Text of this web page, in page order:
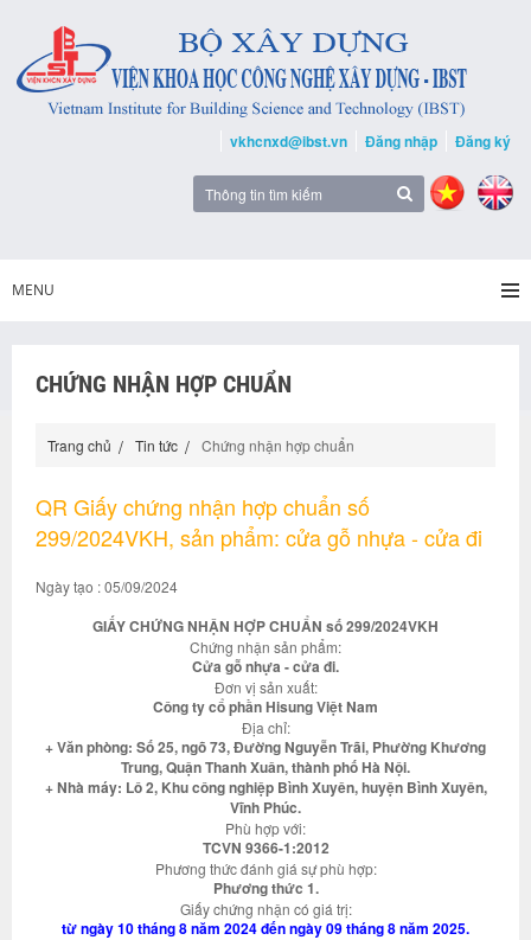
vkhcnxd@ibst.vn Đăng nhập Đăng ký
MENU
CHỨNG NHẬN HỢP CHUẨN
Trang chủ Tin tức Chứng nhận hợp chuẩn
QR Giấy chứng nhận hợp chuẩn số
299/2024VKH, sản phẩm: cửa gỗ nhựa - cửa đi
Ngày tạo : 05/09/2024
GIẤY CHỨNG NHẬN HỢP CHUẨN số 299/2024VKH
Chứng nhận sản phẩm:
Cửa gỗ nhựa - cửa đi.
Đơn vị sản xuất:
Công ty cổ phần Hisung Việt Nam
Địa chỉ:
+ Văn phòng: Số 25, ngõ 73, Đường Nguyễn Trãi, Phường Khương
Trung, Quận Thanh Xuân, thành phố Hà Nội.
+ Nhà máy: Lô 2, Khu công nghiệp Bình Xuyên, huyện Bình Xuyên,
Vĩnh Phúc.
Phù hợp với:
TCVN 9366-1:2012
Phương thức đánh giá sự phù hợp:
Phương thức 1.
Giấy chứng nhận có giá trị:
từ ngày 10 tháng 8 năm 2024 đến ngày 09 tháng 8 năm 2025.